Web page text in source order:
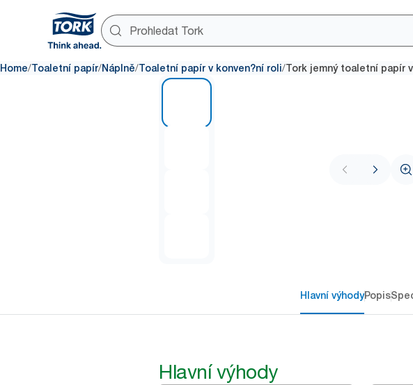
Home/Toaletní papír/Náplně/Toaletní papír v konven?ní roli/Tork jemný toaletní papír
Hlavní výhodyPopis
Hlavní výhody